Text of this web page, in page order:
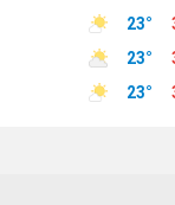
23°
23°
23°